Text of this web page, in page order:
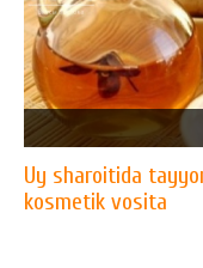
Uy sharoitida
kosmetik vosita